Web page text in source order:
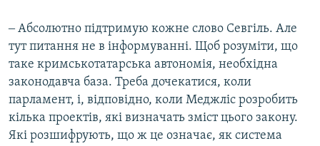
‒ Абсолютно підтримую кожне слово Севгіль. Але
тут питання не в інформуванні. Щоб розуміти, що
таке кримськотатарська автономія, необхідна
законодавча база. Треба дочекатися, коли
парламент, і, відповідно, коли Меджліс розробить
кілька проектів, які визначать зміст цього закону.
Які розшифрують, що ж це означає, як система